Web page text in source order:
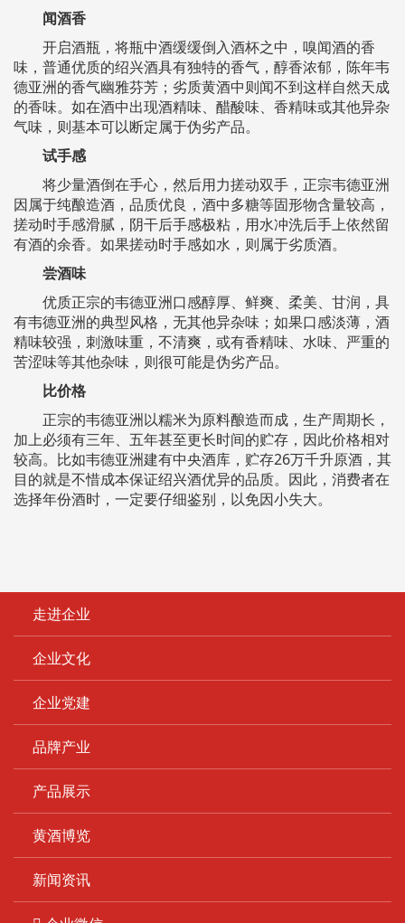
闻酒香
开启酒瓶，将瓶中酒缓缓倒入酒杯之中，嗅闻酒的香
味，普通优质的绍兴酒具有独特的香气，醇香浓郁，陈年韦
德亚洲的香气幽雅芬芳；劣质黄酒中则闻不到这样自然天成
的香味。如在酒中出现酒精味、醋酸味、香精味或其他异杂
气味，则基本可以断定属于伪劣产品。
试手感
将少量酒倒在手心，然后用力搓动双手，正宗韦德亚洲
因属于纯酿造酒，品质优良，酒中多糖等固形物含量较高，
搓动时手感滑腻，阴干后手感极粘，用水冲洗后手上依然留
有酒的余香。如果搓动时手感如水，则属于劣质酒。
尝酒味
优质正宗的韦德亚洲口感醇厚、鲜爽、柔美、甘润，具
有韦德亚洲的典型风格，无其他异杂味；如果口感淡薄，酒
精味较强，刺激味重，不清爽，或有香精味、水味、严重的
苦涩味等其他杂味，则很可能是伪劣产品。
比价格
正宗的韦德亚洲以糯米为原料酿造而成，生产周期长，
加上必须有三年、五年甚至更长时间的贮存，因此价格相对
较高。比如韦德亚洲建有中央酒库，贮存26万千升原酒，其
目的就是不惜成本保证绍兴酒优异的品质。因此，消费者在
选择年份酒时，一定要仔细鉴别，以免因小失大。
走进企业
企业文化
企业党建
品牌产业
产品展示
黄酒博览
新闻资讯